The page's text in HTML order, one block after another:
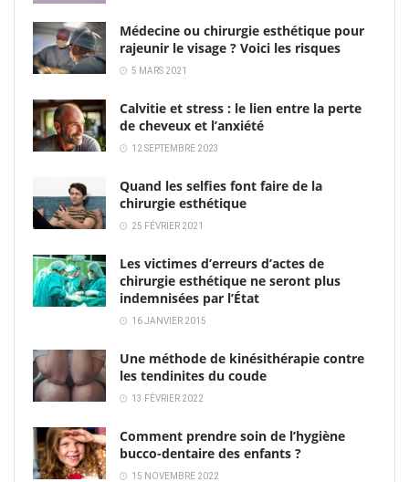
Médecine ou chirurgie esthétique pour
rajeunir le visage ? Voici les risques
5 MARS 2021
Calvitie et stress : le lien entre la perte
de cheveux et l’anxiété
12 SEPTEMBRE 2023
Quand les selfies font faire de la
chirurgie esthétique
25 FÉVRIER 2021
Les victimes d’erreurs d’actes de
chirurgie esthétique ne seront plus
indemnisées par l’État
16 JANVIER 2015
Une méthode de kinésithérapie contre
les tendinites du coude
13 FÉVRIER 2022
Comment prendre soin de l’hygiène
bucco-dentaire des enfants ?
15 NOVEMBRE 2022